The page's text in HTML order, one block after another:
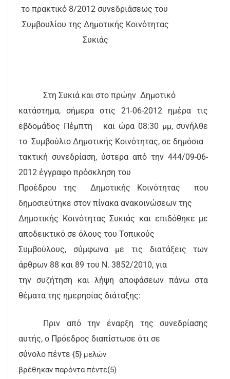
το πρακτικό 8/2012 συνεδριάσεως του
Συμβουλίου της Δημοτικής Κοινότητας
Συκιάς
Στη Συκιά και στο πρώην Δημοτικό
κατάστημα, σήμερα στις 21-06-2012 ημέρα τις
εβδομάδος Πέμπτη
και ώρα 08:30 μμ, συνήλθε
το Συμβούλιο Δημοτικής Κοινότητας, σε δημόσια
τακτική συνεδρίαση, ύστερα από την 444/09-06-
2012 έγγραφο πρόσκληση του
Προέδρου της
Δημοτικής Κοινότητας
που
δημοσιεύτηκε στον πίνακα ανακοινώσεων της
Δημοτικής Κοινότητας Συκιάς και επιδόθηκε με
αποδεικτικό σε όλους του Τοπικούς
Συμβούλους, σύμφωνα με τις διατάξεις των
άρθρων 88 και 89 του Ν. 3852/2010, για
την συζήτηση και λήψη αποφάσεων πάνω στα
θέματα της ημερησίας διάταξης:
Πριν από την έναρξη της συνεδρίασης
αυτής, ο Πρόεδρος διαπίστωσε ότι σε
σύνολο πέντε {5} μελών
βρέθηκαν παρόντα πέντε(5)